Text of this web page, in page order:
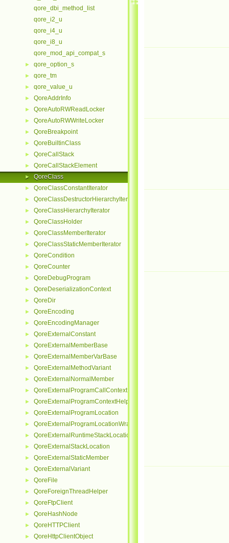
qore_dbi_method_list
qore_i2_u
qore_i4_u
qore_i8_u
qore_mod_api_compat_s
► qore_option_s
► qore_tm
► qore_value_u
► QoreAddrInfo
► QoreAutoRWReadLocker
► QoreAutoRWWriteLocker
► QoreBreakpoint
► QoreBuiltinClass
► QoreCallStack
► QoreCallStackElement
► QoreClass
► QoreClassConstantIterator
► QoreClassDestructorHierarchyIterator
► QoreClassHierarchyIterator
► QoreClassHolder
► QoreClassMemberIterator
► QoreClassStaticMemberIterator
► QoreCondition
► QoreCounter
► QoreDebugProgram
► QoreDeserializationContext
► QoreDir
► QoreEncoding
► QoreEncodingManager
► QoreExternalConstant
► QoreExternalMemberBase
► QoreExternalMemberVarBase
► QoreExternalMethodVariant
► QoreExternalNormalMember
► QoreExternalProgramCallContextHelper
► QoreExternalProgramContextHelper
► QoreExternalProgramLocation
► QoreExternalProgramLocationWrapper
► QoreExternalRuntimeStackLocationHelper
► QoreExternalStackLocation
► QoreExternalStaticMember
► QoreExternalVariant
► QoreFile
► QoreForeignThreadHelper
► QoreFtpClient
► QoreHashNode
► QoreHTTPClient
► QoreHttpClientObject